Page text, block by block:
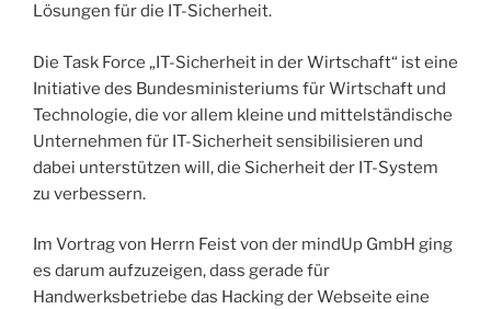
Lösungen für die IT-Sicherheit.
Die Task Force „IT-Sicherheit in der Wirtschaft“ ist eine
Initiative des Bundesministeriums für Wirtschaft und
Technologie, die vor allem kleine und mittelständische
Unternehmen für IT-Sicherheit sensibilisieren und
dabei unterstützen will, die Sicherheit der IT-System
zu verbessern.
Im Vortrag von Herrn Feist von der mindUp GmbH ging
es darum aufzuzeigen, dass gerade für
Handwerksbetriebe das Hacking der Webseite eine